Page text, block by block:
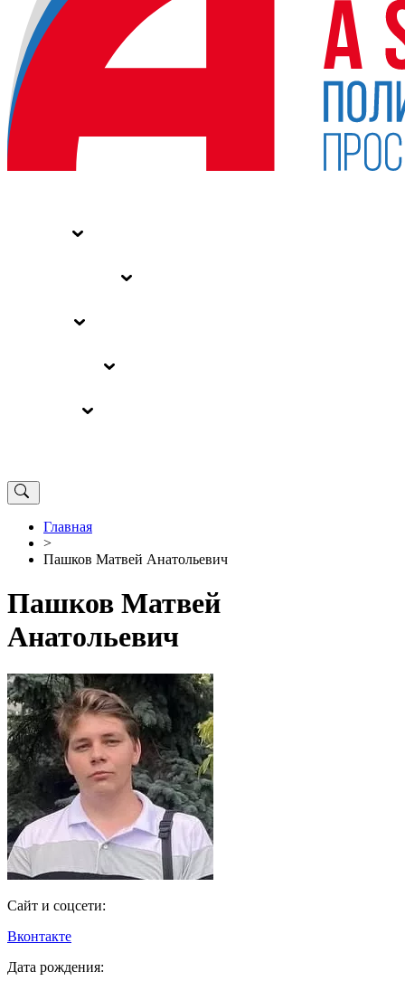
Главная
>
Пашков Матвей Анатольевич
Пашков Матвей
Анатольевич
Сайт и соцсети:
Вконтакте
Дата рождения: